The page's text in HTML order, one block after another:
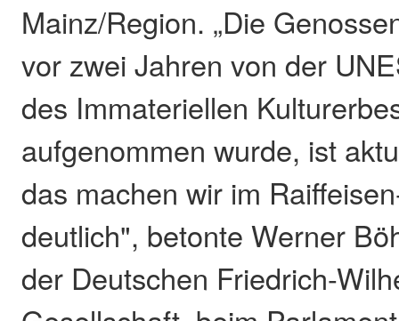
Mainz/Region. „Die
vor zwei Jahren von der
des Immateriellen
aufgenommen wurde, ist
das machen wir im
deutlich", betonte Werner
der Deutschen Friedrich-